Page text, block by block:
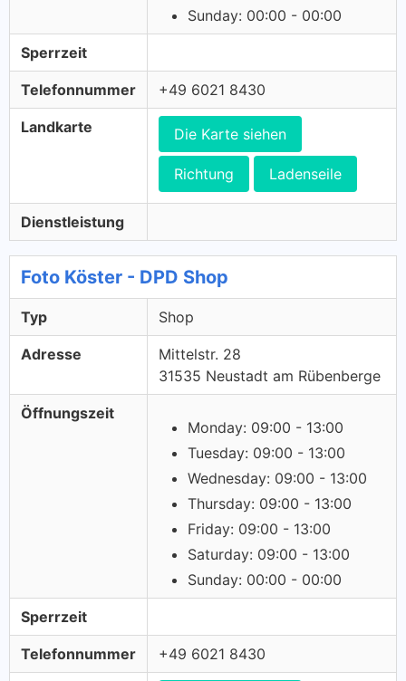
Sunday: 00:00 - 00:00
Sperrzeit
Telefonnummer +49 6021 8430
Landkarte Die Karte siehen
Richtung Ladenseile
Dienstleistung
Foto Köster - DPD Shop
Typ Shop
Adresse
Mittelstr. 28
31535 Neustadt am Rübenberge
Öffnungszeit
Monday: 09:00 - 13:00
Tuesday: 09:00 - 13:00
Wednesday: 09:00 - 13:00
Thursday: 09:00 - 13:00
Friday: 09:00 - 13:00
Saturday: 09:00 - 13:00
Sunday: 00:00 - 00:00
Sperrzeit
Telefonnummer +49 6021 8430